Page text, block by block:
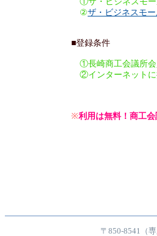
②ザ・ビジネスモ
■登録条件
①長崎商工会議所会
②インターネットに接
※利用は無料！商工
〒850-8541（